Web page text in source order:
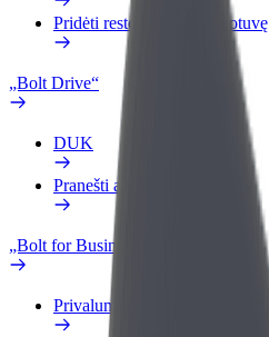
Pridėti restoraną ar parduotuvę
„Bolt Drive“
DUK
Pranešti apie automobilį
„Bolt for Business“
Privalumai